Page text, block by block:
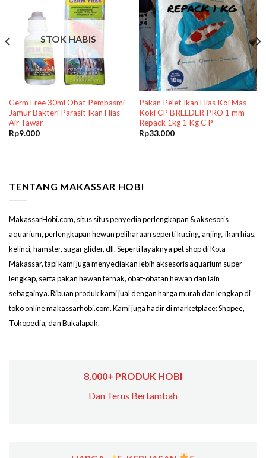
STOK HABIS
Germ Free 30ml Obat Pembasmi
Jamur Bakteri Parasit Ikan Hias
Air Tawar
Rp9.000
Pakan Pelet Ikan Hias Koi Mas
Koki CP BREEDER PRO 1 mm
Repack 1kg 1 Kg C P
Rp33.000
TENTANG MAKASSAR HOBI
MakassarHobi.com, situs situs penyedia perlengkapan & aksesoris
aquarium, perlengkapan hewan peliharaan seperti kucing, anjing, ikan hias,
kelinci, hamster, sugar glider, dll. Seperti layaknya pet shop di Kota
Makassar, tapi kami juga menyediakan lebih aksesoris aquarium super
lengkap, serta pakan hewan ternak, obat-obatan hewan dan lain
sebagainya. Ribuan produk kami jual dengan harga murah dan lengkap di
toko online makassarhobi.com. Kami juga hadir di marketplace: Shopee,
Tokopedia, dan Bukalapak.
8,000+ PRODUK HOBI
Dan Terus Bertambah